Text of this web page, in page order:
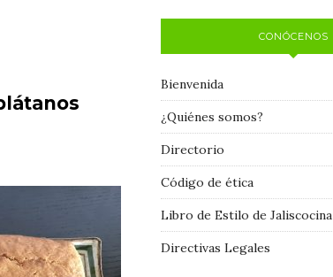
CONÓCENOS
Bienvenida
¿Quiénes somos?
Directorio
Código de ética
Libro de Estilo de Jaliscocina
Directivas Legales